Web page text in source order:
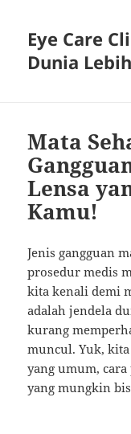
Eye Care
Dunia
Mata
Lensa
Kamu!
Jenis gangguan
prosedur medis
kita kenali demi
adalah jendela
kurang
muncul. Yuk, kita
yang umum,
yang mungkin